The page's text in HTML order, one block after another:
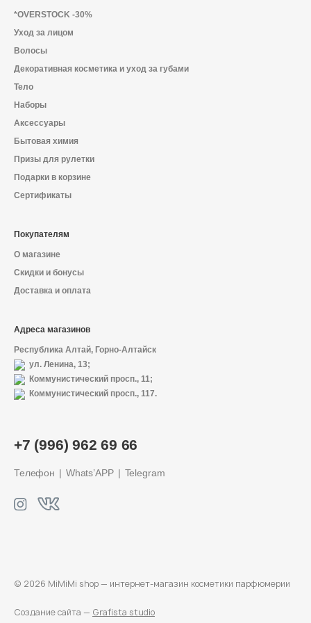
Доставка и оплата
Политика конфиденциальности
Контактная информация
Телефон Whats’APP
+7 (996) 962 69 66
Телефон Whats’APP Telegram
*OVERSTOCK -30%
Уход за лицом
Волосы
Декоративная косметика и уход за губами
Тело
Наборы
Аксессуары
Бытовая химия
Призы для рулетки
Подарки в корзине
Сертификаты
Покупателям
О магазине
Скидки и бонусы
Доставка и оплата
Адреса магазинов
Республика Алтай, Горно-Алтайск
ул. Ленина, 13;
Коммунистический просп., 11;
Коммунистический просп., 117.
© 2026 MiMiMi shop — интернет-магазин косметики парфюмерии
Создание сайта — Grafista studio